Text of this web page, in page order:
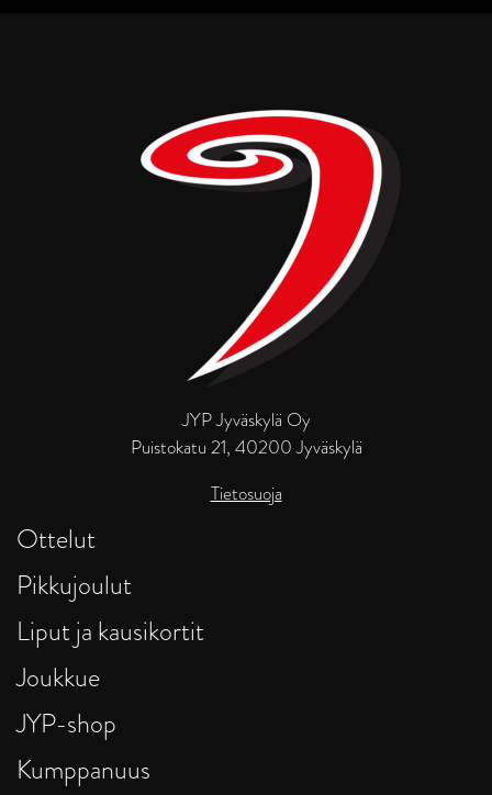
JYP Jyväskylä Oy
Puistokatu 21, 40200 Jyväskylä
Tietosuoja
Ottelut
Pikkujoulut
Liput ja kausikortit
Joukkue
JYP-shop
Kumppanuus